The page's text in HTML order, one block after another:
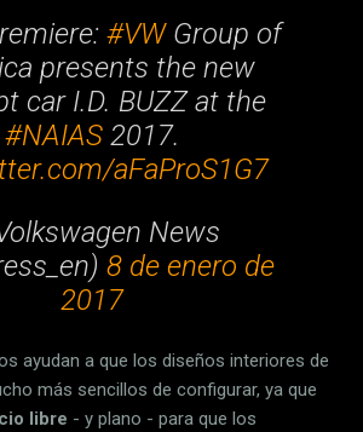
#VWGroup of
presents the new
car I.D. BUZZ at the
#NAIAS2017.
aFaProS1G7
News
8 de enero de
2017
ayudan a que los diseños interiores de
más sencillos de configurar, ya que
libre - y plano - para que los